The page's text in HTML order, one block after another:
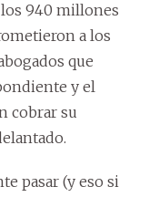
los 940 millones
a los
que
y el
cobrar su
pasar (y eso si